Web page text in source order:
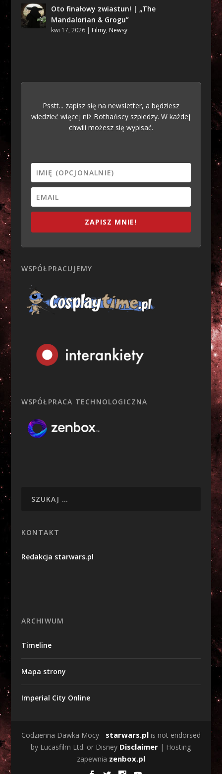
Oto finałowy zwiastun! | „The
Mandalorian & Grogu”
kwi 17, 2026| Filmy, Newsy
Psstt... zapisz się na newsletter, a będziesz
wiedzieć więcej niż Bothańscy szpiedzy. W każdej
chwili możesz się wypisać.
ZAPISZ MNIE!
WSPÓŁPRACUJEMY
WSPÓŁPRACA TECHNOLOGICZNA
KONTAKT
Redakcja starwars.pl
ARCHIWUM
Timeline
Mapa strony
Imperial City Online
Codzienna Dawka Mocy - starwars.plis not endorsed
by Lucasfilm Ltd. or Disney Disclaimer | Hosting
zapewnia zenbox.pl